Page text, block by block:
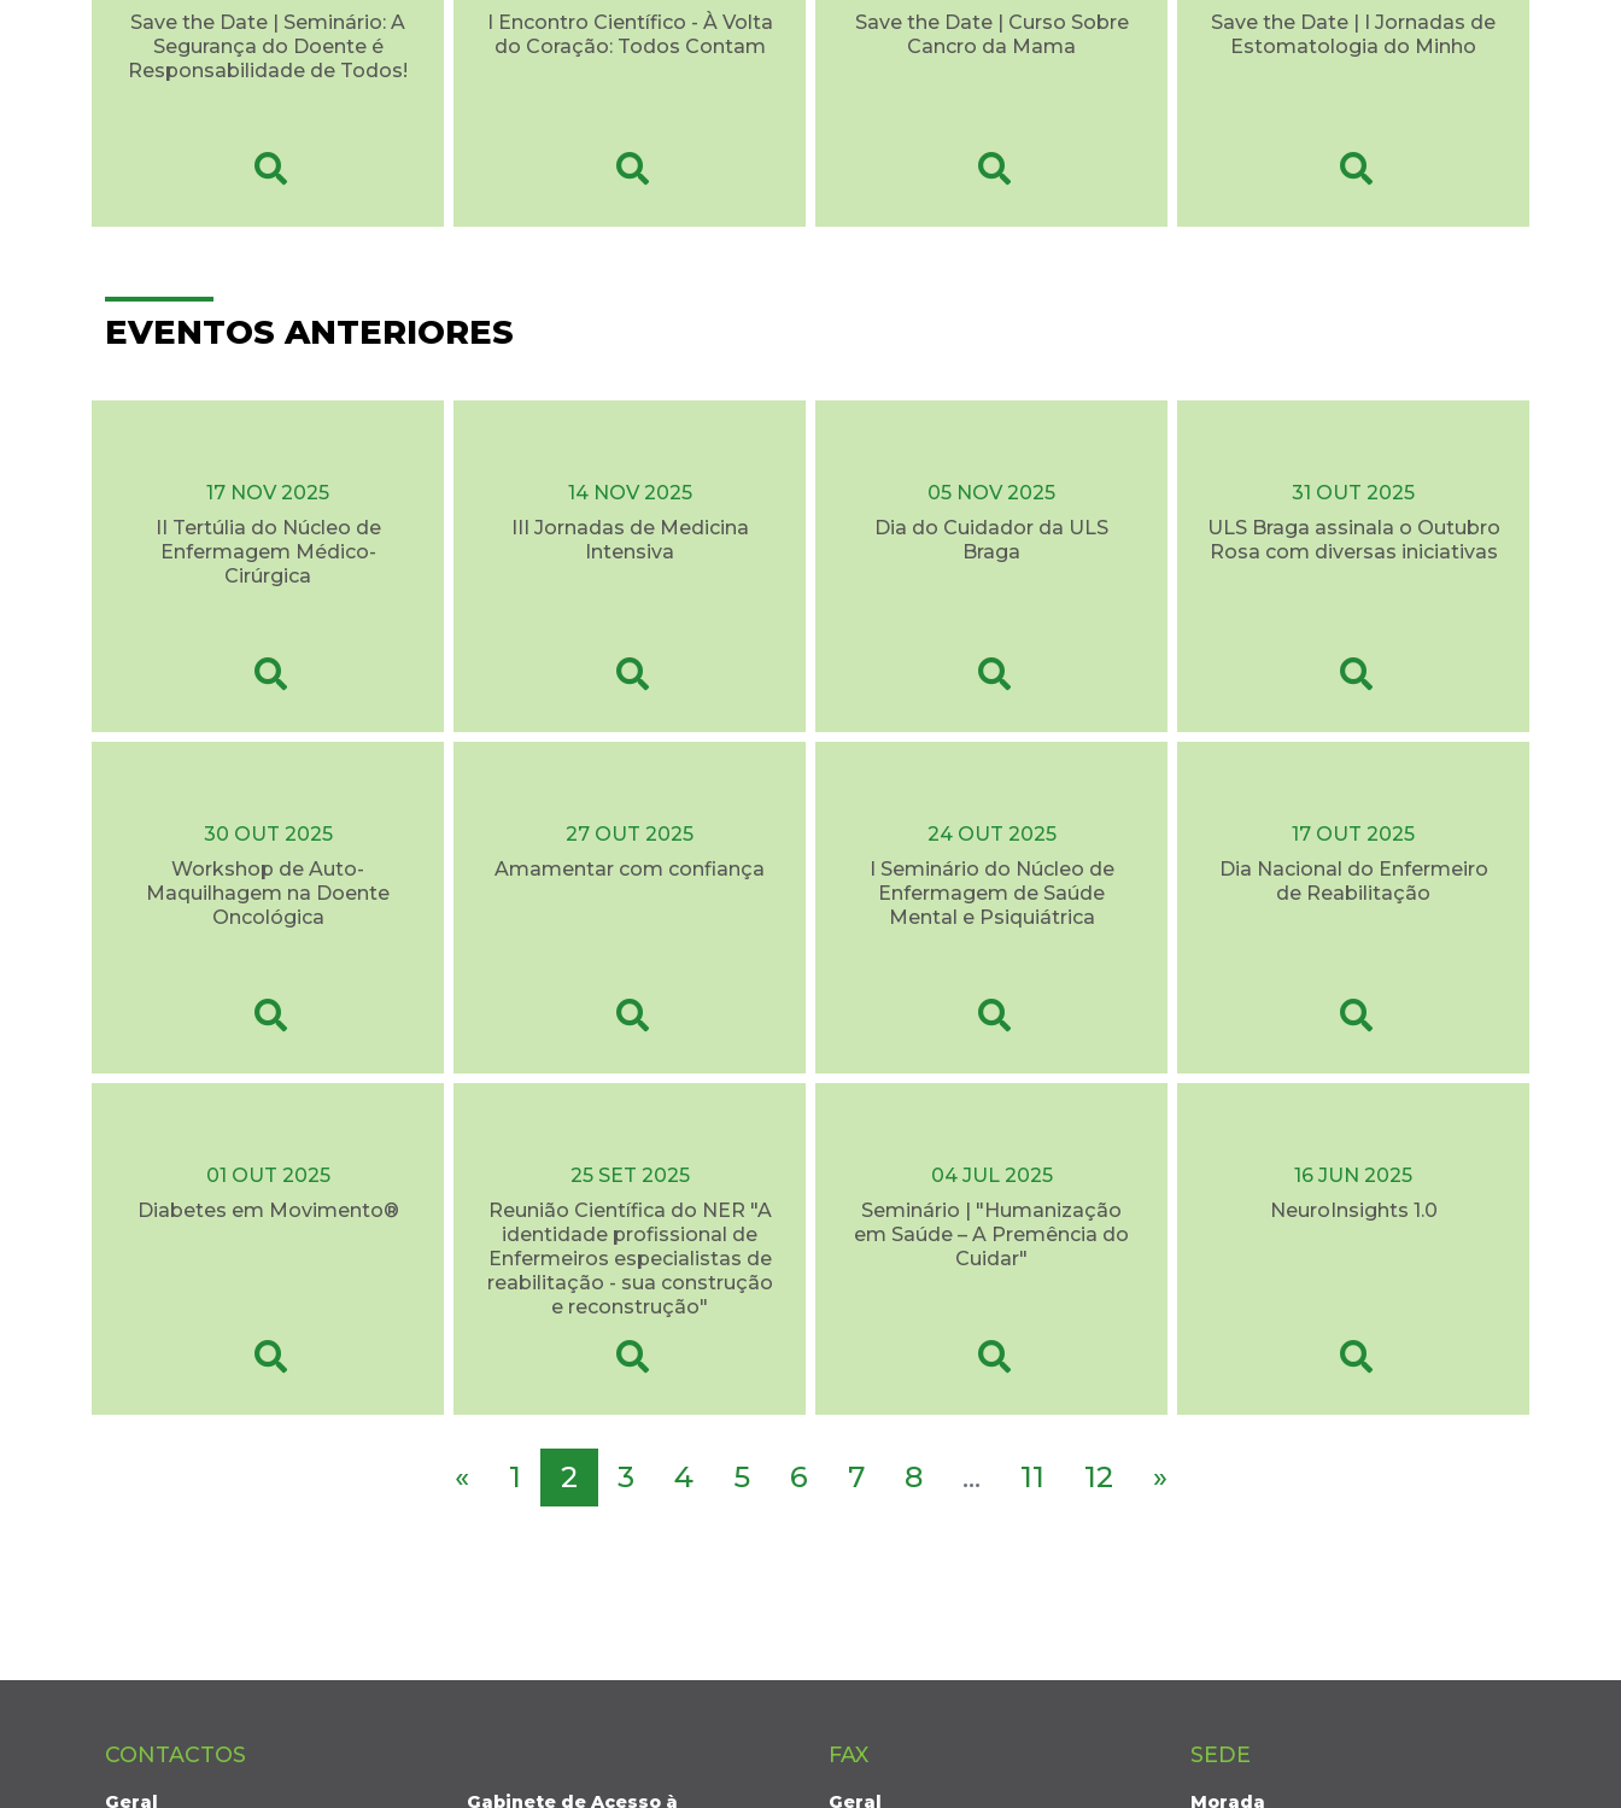
Save the Date | Seminário: A
Segurança do Doente é
Responsabilidade de Todos!
I Encontro Científico - À Volta
do Coração: Todos Contam
Save the Date | Curso Sobre
Cancro da Mama
Save the Date | I Jornadas de
Estomatologia do Minho
EVENTOS ANTERIORES
17 NOV 2025
II Tertúlia do Núcleo de
Enfermagem Médico-
Cirúrgica
14 NOV 2025
III Jornadas de Medicina
Intensiva
05 NOV 2025
Dia do Cuidador da ULS
Braga
31 OUT 2025
ULS Braga assinala o Outubro
Rosa com diversas iniciativas
30 OUT 2025
Workshop de Auto-
Maquilhagem na Doente
Oncológica
27 OUT 2025
Amamentar com confiança
24 OUT 2025
I Seminário do Núcleo de
Enfermagem de Saúde
Mental e Psiquiátrica
17 OUT 2025
Dia Nacional do Enfermeiro
de Reabilitação
01 OUT 2025
Diabetes em Movimento®
25 SET 2025
Reunião Científica do NER "A
identidade profissional de
Enfermeiros especialistas de
reabilitação - sua construção
e reconstrução"
04 JUL 2025
Seminário | "Humanização
em Saúde – A Premência do
Cuidar"
16 JUN 2025
NeuroInsights 1.0
« 1 2 3 4 5 6 7 8 ... 11 12 »
CONTACTOS
Geral Gabinete de Acesso à
FAX
Geral
SEDE
Morada